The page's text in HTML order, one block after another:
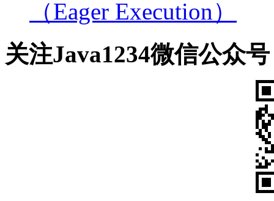
（Eager Execution）
关注Java1234微信公众号